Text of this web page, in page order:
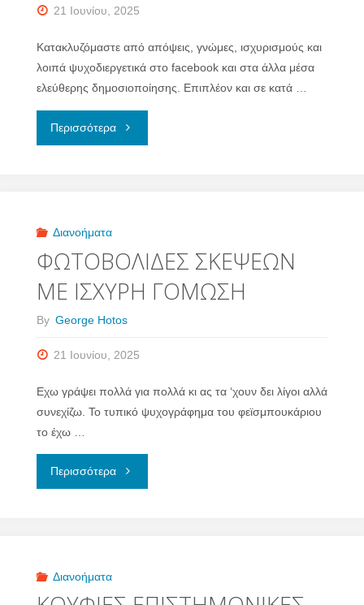
21 Ιουνίου, 2025
Κατακλυζόμαστε από απόψεις, γνώμες, ισχυρισμούς και
λοιπά ψυχοδιεργετικά στο facebook και στα άλλα μέσα
ελεύθερης δημοσιοποίησης. Επιπλέον και σε κατά …
Περισσότερα"ΤΟ
ΚΑΙ
ΟΙ
Διανοήματα
ΦΩΤΟΒΟΛΙΔΕΣ ΣΚΕΨΕΩΝ
ΜΕ ΙΣΧΥΡΗ ΓΟΜΩΣΗ
By George Hotos
21 Ιουνίου, 2025
Εχω γράψει πολλά για πολλά κι ας τα ‘χουν δει λίγοι αλλά
συνεχίζω. Το τυπικό ψυχογράφημα του φεϊσμπουκάριου
το έχω …
Περισσότερα"ΦΩΤΟΒΟΛΙΔΕΣ
Διανοήματα